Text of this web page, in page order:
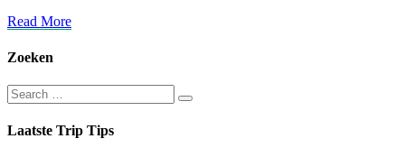
Read MoreRead
Zoeken
Search
for:
Search
Laatste Trip Tips